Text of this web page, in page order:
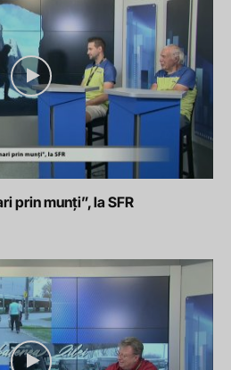
prin munți”, la SFR